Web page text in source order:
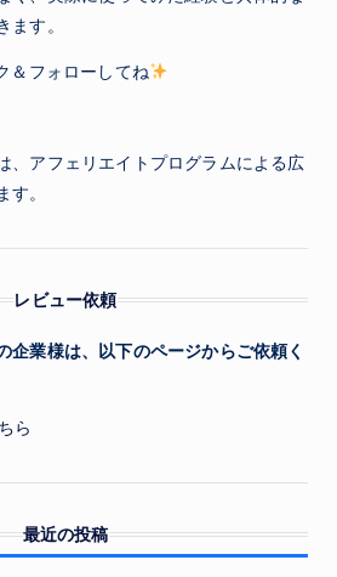
す。
＆フォローしてね
、アフェリエイトプログラムによる広
。
レビュー依頼
企業様は、以下のページからご依頼く
ら
最近の投稿